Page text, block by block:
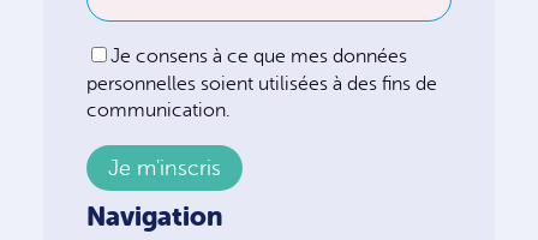
Je consens à ce que mes données
personnelles soient utilisées à des fins de
communication.
Navigation